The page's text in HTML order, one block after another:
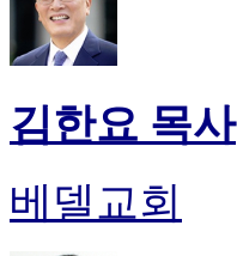
김한요 목사
베델교회